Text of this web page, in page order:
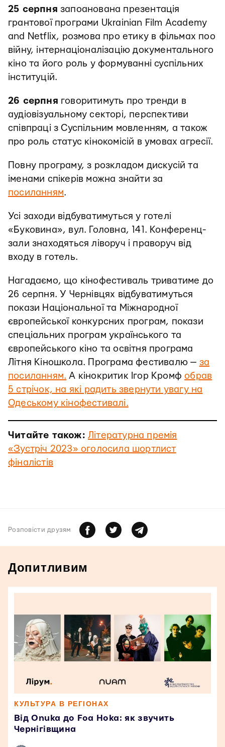
25 серпня запоанована презентація
грантової програми Ukrainian Film Academy
and Netflix, розмова про етику в фільмах поо
війну, інтернаціоналізацію документального
кіно та його роль у формуванні суспільних
інституцій.
26 серпня говоритимуть про тренди в
аудіовізуальному секторі, перспективи
співпраці з Суспільним мовленням, а також
про роль статус кінокомісій в умовах агресії.
Повну програму, з розкладом дискусій та
іменами спікерів можна знайти за
посиланням.
Усі заходи відбуватимуться у готелі
«Буковина», вул. Головна, 141. Конференц-
зали знаходяться ліворуч і праворуч від
входу в готель.
Нагадаємо, що кінофестиваль триватиме до
26 серпня. У Чернівцях відбуватимуться
покази Національної та Міжнародної
європейської конкурсних програм, покази
спеціальних програм українського та
європейського кіно та освітня програма
Літня Кіношкола. Програма фестивалю — за
посиланням. А кінокритик Ігор Кромфобрав
5 стрічок, на які радить звернути увагу на
Одеському кінофестивалі.
Читайте також: Літературна премія
«Зустріч 2023» оголосила шортлист
фіналістів
Розповiсти друзям
Допитливим
КУЛЬТУРА В РЕГІОНАХ
Від Onuka до Foa Hoka: як звучить
Чернігівщина